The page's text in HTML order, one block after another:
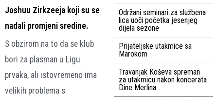
Joshuu Zirkzeeja koji su se
nadali promjeni sredine.
S obzirom na to da se klub
bori za plasman u Ligu
prvaka, ali istovremeno ima
velikih problema s
Održani seminari za službena
lica uoči početka jesenjeg
dijela sezone
Prijateljske utakmice sa
Marokom
Travanjak Koševa spreman
za utakmicu nakon koncerata
Dine Merlina